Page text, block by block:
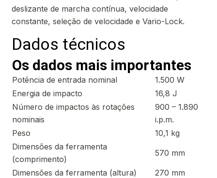
deslizante de marcha contínua, velocidade
constante, seleção de velocidade e Vario-Lock.
Dados técnicos
Os dados mais importantes
Potência de entrada nominal
1.500 W
Energia de impacto
16,8 J
Número de impactos às rotações
nominais
900 – 1.890
i.p.m.
Peso
10,1 kg
Dimensões da ferramenta
(comprimento)
570 mm
Dimensões da ferramenta (altura)
270 mm